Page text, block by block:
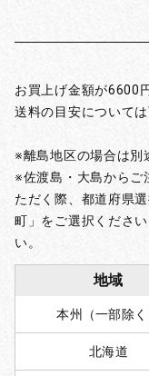
お買上げ金額が6600
送料の目安について
※離島地区の場合は別
※佐渡島・大島からご
ただく際、都道府県
町」をご選択くださ
い。
地域
本州（一部除く
北海道